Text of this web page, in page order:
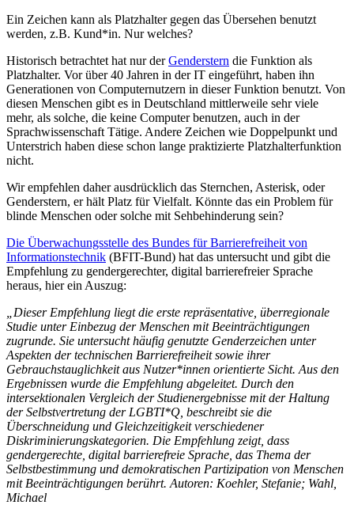
Ein Zeichen kann als Platzhalter gegen das Übersehen benutzt
werden, z.B. Kund*in. Nur welches?
Historisch betrachtet hat nur derGenderstern die Funktion als
Platzhalter. Vor über 40 Jahren in der IT eingeführt, haben ihn
Generationen von Computernutzern in dieser Funktion benutzt. Von
diesen Menschen gibt es in Deutschland mittlerweile sehr viele
mehr, als solche, die keine Computer benutzen, auch in der
Sprachwissenschaft Tätige. Andere Zeichen wie Doppelpunkt und
Unterstrich haben diese schon lange praktizierte Platzhalterfunktion
nicht.
Wir empfehlen daher ausdrücklich das Sternchen, Asterisk, oder
Genderstern, er hält Platz für Vielfalt. Könnte das ein Problem für
blinde Menschen oder solche mit Sehbehinderung sein?
Die Überwachungsstelle des Bundes für Barrierefreiheit von
Informationstechnik (BFIT-Bund) hat das untersucht und gibt die
Empfehlung zu gendergerechter, digital barrierefreier Sprache
heraus, hier ein Auszug:
„Dieser Empfehlung liegt die erste repräsentative, überregionale
Studie unter Einbezug der Menschen mit Beeinträchtigungen
zugrunde. Sie untersucht häufig genutzte Genderzeichen unter
Aspekten der technischen Barrierefreiheit sowie ihrer
Gebrauchstauglichkeit aus Nutzer*innen orientierte Sicht. Aus den
Ergebnissen wurde die Empfehlung abgeleitet. Durch den
intersektionalen Vergleich der Studienergebnisse mit der Haltung
der Selbstvertretung der LGBTI*Q, beschreibt sie die
Überschneidung und Gleichzeitigkeit verschiedener
Diskriminierungskategorien. Die Empfehlung zeigt, dass
gendergerechte, digital barrierefreie Sprache, das Thema der
Selbstbestimmung und demokratischen Partizipation von Menschen
mit Beeinträchtigungen berührt. Autoren: Koehler, Stefanie; Wahl,
Michael